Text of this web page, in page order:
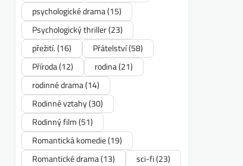
psychologické drama(15)
Psychologický thriller(23)
přežití.(16) Přátelství(58)
Příroda(12) rodina(21)
rodinné drama(14)
Rodinné vztahy(30)
Rodinný film(51)
Romantická komedie(19)
Romantické drama(13) sci-fi(23)